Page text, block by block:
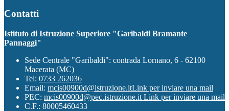
Contatti
Istituto di Istruzione Superiore "Garibaldi Bramante
Pannaggi"
Sede Centrale "Garibaldi": contrada Lornano, 6 - 62100
Macerata (MC)
Tel: 0733 262036
Email: mcis00900d@istruzione.itLink per inviare una mail
PEC: mcis00900d@pec.istruzione.it Link per inviare una mail
C.F.: 80005460433